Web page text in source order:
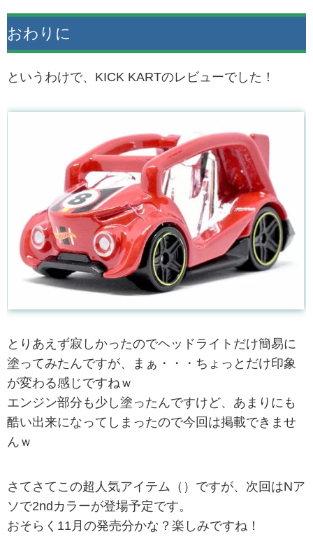
おわりに
というわけで、KICK KARTのレビューでした！
とりあえず寂しかったのでヘッドライトだけ簡易に
塗ってみたんですが、まぁ・・・ちょっとだけ印象
が変わる感じですねｗ
エンジン部分も少し塗ったんですけど、あまりにも
酷い出来になってしまったので今回は掲載できませ
んｗ
さてさてこの超人気アイテム（）ですが、次回はNア
ソで2ndカラーが登場予定です。
おそらく11月の発売分かな？楽しみですね！